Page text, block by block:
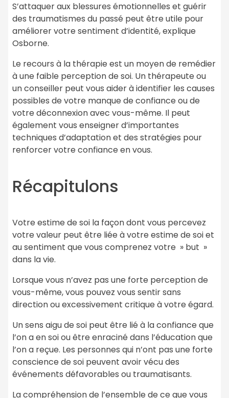
S’attaquer aux blessures émotionnelles et guérir
des traumatismes du passé peut être utile pour
améliorer votre sentiment d’identité, explique
Osborne.
Le recours à la thérapie est un moyen de remédier
à une faible perception de soi. Un thérapeute ou
un conseiller peut vous aider à identifier les causes
possibles de votre manque de confiance ou de
votre déconnexion avec vous-même. Il peut
également vous enseigner d’importantes
techniques d’adaptation et des stratégies pour
renforcer votre confiance en vous.
Récapitulons
Votre estime de soi la façon dont vous percevez
votre valeur peut être liée à votre estime de soi et
au sentiment que vous comprenez votre » but »
dans la vie.
Lorsque vous n’avez pas une forte perception de
vous-même, vous pouvez vous sentir sans
direction ou excessivement critique à votre égard.
Un sens aigu de soi peut être lié à la confiance que
l’on a en soi ou être enraciné dans l’éducation que
l’on a reçue. Les personnes qui n’ont pas une forte
conscience de soi peuvent avoir vécu des
événements défavorables ou traumatisants.
La compréhension de l’ensemble de ce que vous